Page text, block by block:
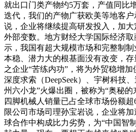
就出口门类产物约5万套，产值同比
迭代，我们的产物广获欧美等地客
说，企业将继续提高研发投入，加
外部变数。地方财经大学国际经济
示，我国有超大规模市场和完整制
本稳、潜力大的根基面没有改变，
之企业“苦练内功”，将为外贸稳增
深度求索（DeepSeek）、宇树科技
州六小龙”火爆出圈，被称为“奥秘的
四脚机械人销量已占全球市场份额
限公司市场司理孙宝岩说，企业将
球合作中构成比力劣势，为“中国智